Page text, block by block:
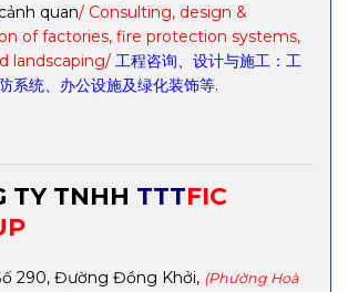
quan/ Consulting, design &
of factories, fire protection systems,
landscaping/ 工程咨询、设计与施工：工
系统、办公设施及绿化装饰等.
TY TNHH TTTFIC
290, Đường Đồng Khởi, (Phường Hoà